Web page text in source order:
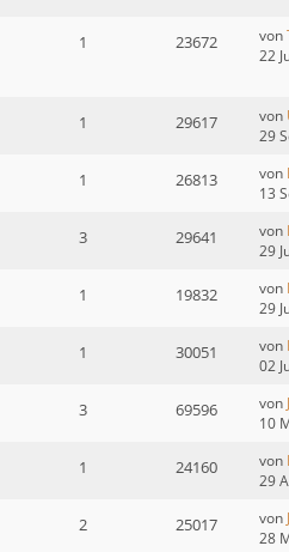
1 23672 von
22
1 29617 von
29
1 26813 von
13
3 29641 von
29
1 19832 von
29
1 30051 von
02
3 69596 von
10
1 24160 von
29
2 25017 von
28